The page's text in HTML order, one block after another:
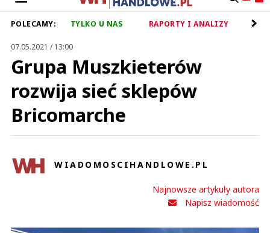
POLECAMY: TYLKO U NAS RAPORTY I ANALIZY
07.05.2021 / 13:00
Grupa Muszkieterów
rozwija sieć sklepów
Bricomarche
WIADOMOSCIHANDLOWE.PL
Najnowsze artykuły autora
Napisz wiadomość